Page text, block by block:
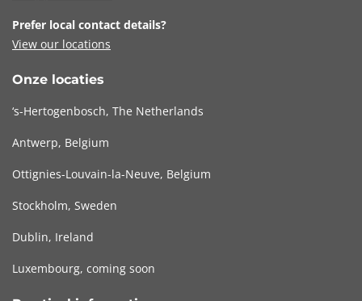
Prefer local contact details?
View our locations
Onze locaties
‘s-Hertogenbosch, The Netherlands
Antwerp, Belgium
Ottignies-Louvain-la-Neuve, Belgium
Stockholm, Sweden
Dublin, Ireland
Luxembourg, coming soon